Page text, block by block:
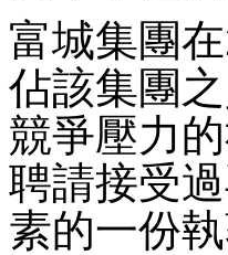
富城集團
佔該集團
競爭壓力
聘請接受
素的一份